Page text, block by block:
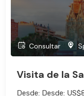
Consultar
Visita de la
Desde: Desde: